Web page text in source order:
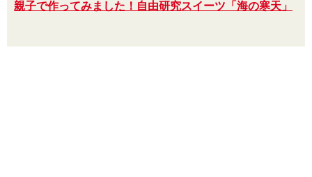
親子で作ってみました！自由研究スイーツ「海の寒天」